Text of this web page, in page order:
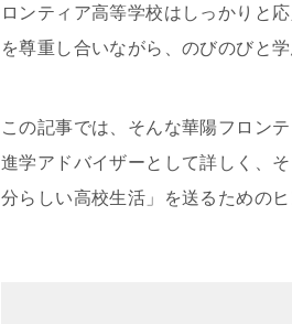
ロンティア高等学校はしっかりと
を尊重し合いながら、のびのびと
この記事では、そんな華陽フロン
進学アドバイザーとして詳しく、
分らしい高校生活」を送るための